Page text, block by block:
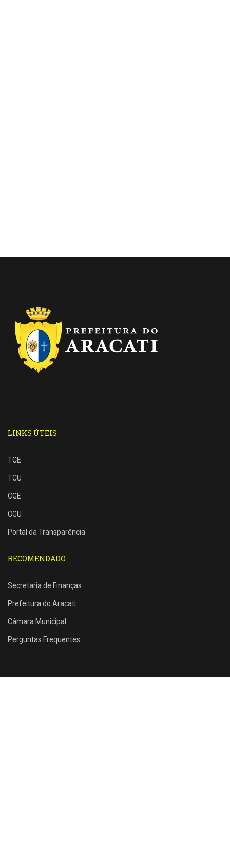
LINKS ÚTEIS
TCE
TCU
CGE
CGU
Portal da Transparência
RECOMENDADO
Secretaria de Finanças
Prefeitura do Aracati
Câmara Municipal
Perguntas Frequentes